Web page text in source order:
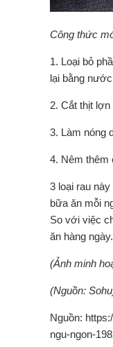
Công thức
1. Loại bỏ
lại bằng
2. Cắt thịt
3. Làm nóng
4. Nêm thêm
3 loại rau
bữa ăn mỗi
So với việc
ăn hàng ngày.
(Ảnh minh
(Nguồn:
Nguồn:
ngu-ngon-